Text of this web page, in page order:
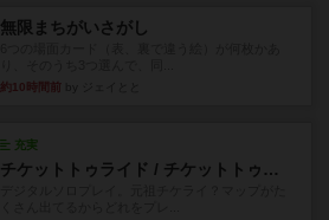
無限まちがいさがし
約10時間前
充実
チケットトゥライド / チケットトゥライドアメリカ